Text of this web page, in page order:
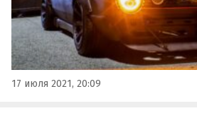
17 июля 2021, 20:09